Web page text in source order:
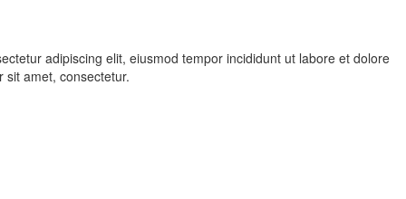
adipiscing elit, eiusmod tempor incididunt ut labore et dolore
sit amet, consectetur.